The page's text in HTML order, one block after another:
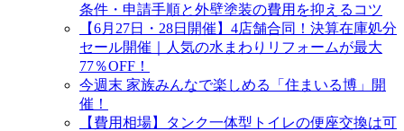
条件・申請手順と外壁塗装の費用を抑えるコツ
【6月27日・28日開催】4店舗合同！決算在庫処分
セール開催｜人気の水まわりリフォームが最大
77％OFF！
今週末 家族みんなで楽しめる「住まいる博」開
催！
【費用相場】タンク一体型トイレの便座交換は可